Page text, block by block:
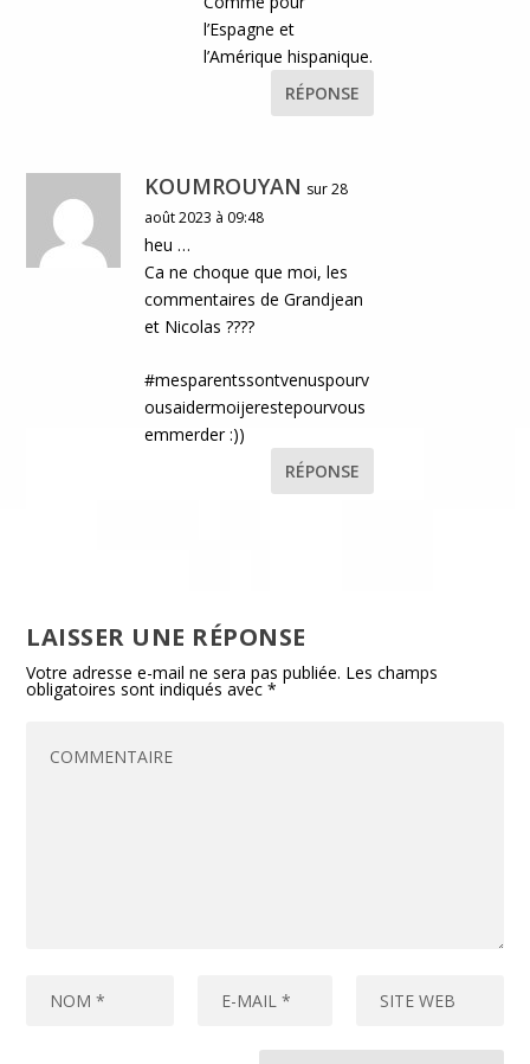
l’Espagne et
l’Amérique hispanique.
RÉPONSE
KOUMROUYAN sur 28
août 2023 à 09:48
heu …
Ca ne choque que moi, les
commentaires de Grandjean
et Nicolas ????
#mesparentssontvenuspourv
ousaidermoijerestepourvous
emmerder :))
RÉPONSE
LAISSER UNE RÉPONSE
Votre adresse e-mail ne sera pas publiée. Les champs
obligatoires sont indiqués avec*